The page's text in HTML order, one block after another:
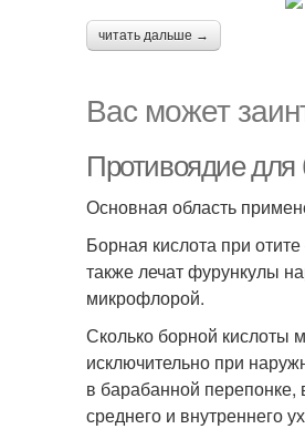
читать дальше →
Вас может
Противоядие для
Основная область
Борная кислота при
также лечат фурункулы
микрофлорой.
Сколько борной кислоты
исключительно при
в барабанной перепонке,
среднего и внутреннего